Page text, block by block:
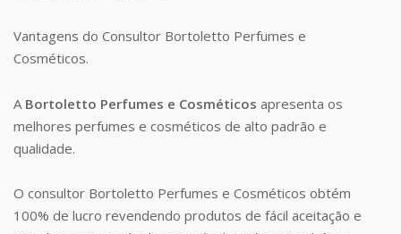
Vantagens do Consultor Bortoletto Perfumes e
Cosméticos.
A Bortoletto Perfumes e Cosméticos apresenta os
melhores perfumes e cosméticos de alto padrão e
qualidade.
O consultor Bortoletto Perfumes e Cosméticos obtém
100% de lucro revendendo produtos de fácil aceitação e